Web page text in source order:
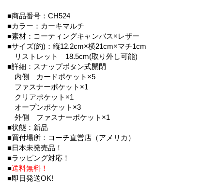
■商品番号：CH524
■カラー：カーキマルチ
■素材：コーティングキャンバス×レザー
■サイズ(約)：縦12.2cm×横21cm×マチ1cm
リストレット 18.5cm(取り外し可能)
■詳細：スナップボタン式開閉
内側 カードポケット×5
ファスナーポケット×1
クリアポケット×1
オープンポケット×3
外側 ファスナーポケット×1
■状態：新品
■買付場所：コーチ直営店（アメリカ）
■日本未発売品！
■ラッピング対応！
■送料無料！
■即日発送OK!